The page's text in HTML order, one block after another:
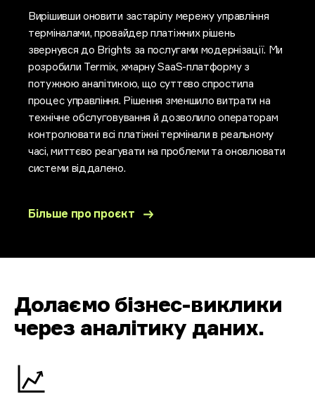
Вирішивши оновити застарілу мережу управління
терміналами, провайдер платіжних рішень
звернувся до Brights за послугами модернізації. Ми
розробили Termix, хмарну SaaS-платформу з
потужною аналітикою, що суттєво спростила
процес управління. Рішення зменшило витрати на
технічне обслуговування й дозволило операторам
контролювати всі платіжні термінали в реальному
часі, миттєво реагувати на проблеми та оновлювати
системи віддалено.
Більше про проєкт
Долаємо бізнес-виклики
через аналітику даних.